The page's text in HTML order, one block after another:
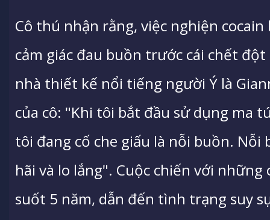
Cô thú nhận rằng, việc nghiện
cảm giác đau buồn trước cái chết
nhà thiết kế nổi tiếng người Ý là
của cô: "Khi tôi bắt đầu sử dụng ma
tôi đang cố che giấu là nỗi buồn.
hãi và lo lắng". Cuộc chiến với
suốt 5 năm, dẫn đến tình trạng suy